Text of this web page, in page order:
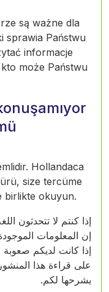
są ważne dla
sprawia Państwu
informacje
może Państwu
Hollandaca
size tercüme
birlikte okuyun.
إذا كنتم لا تتحدثون
إن المعلومات
إذا كانت لديكم صعوبة
على قراءة هذا
يشرحها لكم.